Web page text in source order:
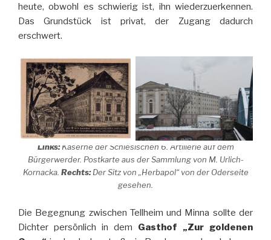
heute, obwohl es schwierig ist, ihn wiederzuerkennen.
Das Grundstück ist privat, der Zugang dadurch
erschwert.
Links:Kaserne der Schlesischen 6. Artillerie auf dem
Bürgerwerder. Postkarte aus der Sammlung von M. Urlich-
Kornacka. Rechts:Der Sitz von „Herbapol“ von der Oderseite
gesehen.
Die Begegnung zwischen Tellheim und Minna sollte der
Dichter persönlich in dem Gasthof „Zur goldenen